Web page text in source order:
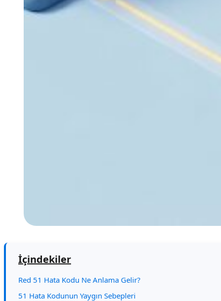
İçindekiler
Red 51 Hata Kodu Ne Anlama Gelir?
51 Hata Kodunun Yaygın Sebepleri